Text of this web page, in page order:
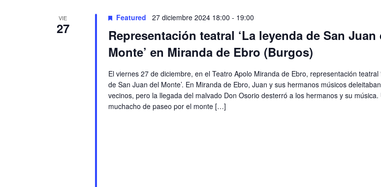
VIE
27
Featured 27 diciembre 2024 18:00 - 19:00
Representación teatral ‘La leyenda de San Juan
Monte’ en Miranda de Ebro (Burgos)
El viernes 27 de diciembre, en el Teatro Apolo Miranda de Ebro, representación teatral
de San Juan del Monte’. En Miranda de Ebro, Juan y sus hermanos músicos
vecinos, pero la llegada del malvado Don Osorio desterró a los hermanos y su música.
muchacho de paseo por el monte […]